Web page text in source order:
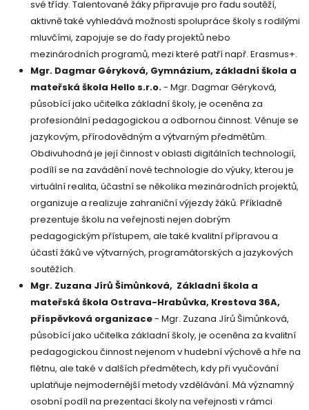
své třídy. Talentované žáky připravuje pro řadu soutěží,
aktivně také vyhledává možnosti spolupráce školy s rodilými
mluvčími, zapojuje se do řady projektů nebo
mezinárodních programů, mezi které patří např. Erasmus+.
Mgr. Dagmar Géryková, Gymnázium, základní škola a
mateřská škola Hello s.r.o.- Mgr. Dagmar Géryková,
působící jako učitelka základní školy, je oceněna za
profesionální pedagogickou a odbornou činnost. Věnuje se
jazykovým, přírodovědným a výtvarným předmětům.
Obdivuhodná je její činnost v oblasti digitálních technologií,
podílí se na zavádění nové technologie do výuky, kterou je
virtuální realita, účastní se několika mezinárodních projektů,
organizuje a realizuje zahraniční výjezdy žáků. Příkladně
prezentuje školu na veřejnosti nejen dobrým
pedagogickým přístupem, ale také kvalitní přípravou a
účastí žáků ve výtvarných, programátorských a jazykových
soutěžích.
Mgr. Zuzana Jírů Šimůnková, Základní škola a
mateřská škola Ostrava-Hrabůvka, Krestova 36A,
příspěvková organizace- Mgr. Zuzana Jírů Šimůnková,
působící jako učitelka základní školy, je oceněna za kvalitní
pedagogickou činnost nejenom v hudební výchově a hře na
flétnu, ale také v dalších předmětech, kdy při vyučování
uplatňuje nejmodernější metody vzdělávání. Má významný
osobní podíl na prezentaci školy na veřejnosti v rámci